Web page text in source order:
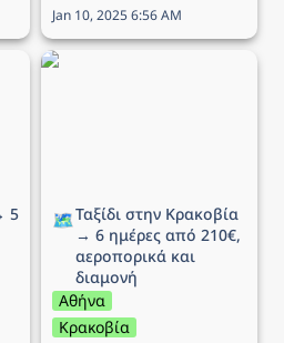
Jan 10, 2025 6:56 AM
5
Ταξίδι στην Κρακοβία →
🗺️Ταξίδι στην Κρακοβία
→ 6 ημέρες από 210€,
αεροπορικά και
διαμονή
Αθήνα
Κρακοβία